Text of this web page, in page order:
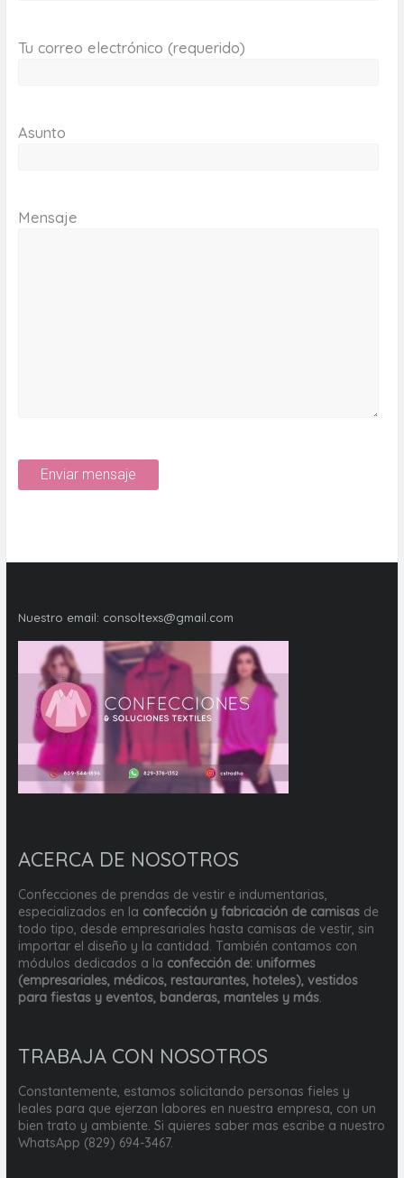
Tu correo electrónico (requerido)
Asunto
Mensaje
Nuestro email: consoltexs@gmail.com
ACERCA DE NOSOTROS
Confecciones de prendas de vestir e indumentarias,
especializados en la confección y fabricación de camisasde
todo tipo, desde empresariales hasta camisas de vestir, sin
importar el diseño y la cantidad. También contamos con
módulos dedicados a la confección de: uniformes
(empresariales, médicos, restaurantes, hoteles), vestidos
para fiestas y eventos, banderas, manteles y más.
TRABAJA CON NOSOTROS
Constantemente, estamos solicitando personas fieles y
leales para que ejerzan labores en nuestra empresa, con un
bien trato y ambiente. Si quieres saber mas escribe a nuestro
WhatsApp (829) 694-3467.